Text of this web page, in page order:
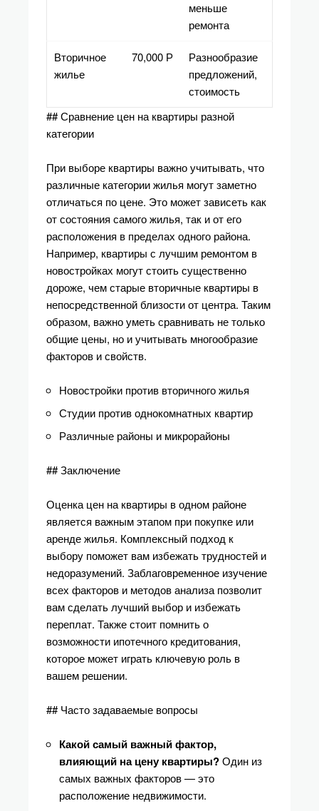
меньше
ремонта
Вторичное
жилье
70,000 Р
Разнообразие
предложений,
стоимость
## Сравнение цен на квартиры разной
категории
При выборе квартиры важно учитывать, что
различные категории жилья могут заметно
отличаться по цене. Это может зависеть как
от состояния самого жилья, так и от его
расположения в пределах одного района.
Например, квартиры с лучшим ремонтом в
новостройках могут стоить существенно
дороже, чем старые вторичные квартиры в
непосредственной близости от центра. Таким
образом, важно уметь сравнивать не только
общие цены, но и учитывать многообразие
факторов и свойств.
Новостройки против вторичного жилья
Студии против однокомнатных квартир
Различные районы и микрорайоны
## Заключение
Оценка цен на квартиры в одном районе
является важным этапом при покупке или
аренде жилья. Комплексный подход к
выбору поможет вам избежать трудностей и
недоразумений. Заблаговременное изучение
всех факторов и методов анализа позволит
вам сделать лучший выбор и избежать
переплат. Также стоит помнить о
возможности ипотечного кредитования,
которое может играть ключевую роль в
вашем решении.
## Часто задаваемые вопросы
Какой самый важный фактор,
влияющий на цену квартиры?Один из
самых важных факторов — это
расположение недвижимости.